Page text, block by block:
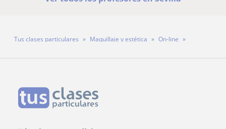
Tus clases particulares Maquillaje y estética
On-line